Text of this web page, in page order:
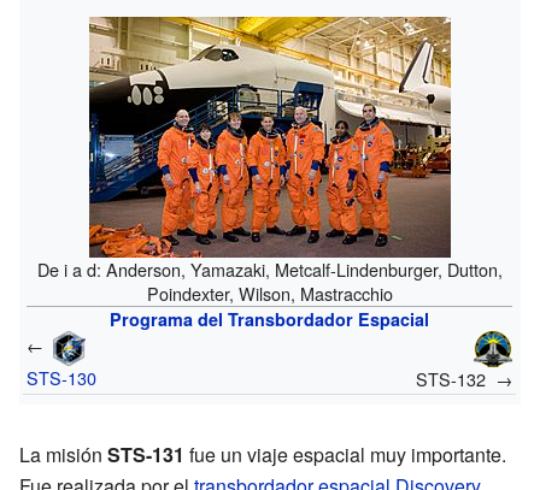
De i a d: Anderson, Yamazaki, Metcalf-Lindenburger, Dutton,
Poindexter, Wilson, Mastracchio
Programa del Transbordador Espacial
←
STS-130
STS-132 →
La misión STS-131 fue un viaje espacial muy importante.